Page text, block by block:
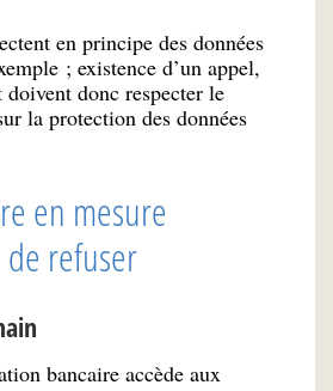
en principe des données
; existence d’un appel,
doivent donc respecter le
la protection des données
en mesure
de refuser
bancaire accède aux